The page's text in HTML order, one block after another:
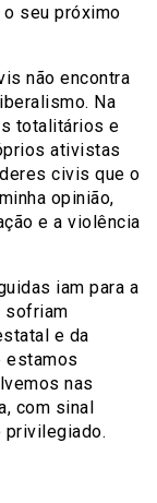
seu próximo
não encontra
Na
totalitários e
ativistas
civis que o
opinião,
e a violência
iam para a
sofriam
e da
estamos
nas
com sinal
privilegiado.